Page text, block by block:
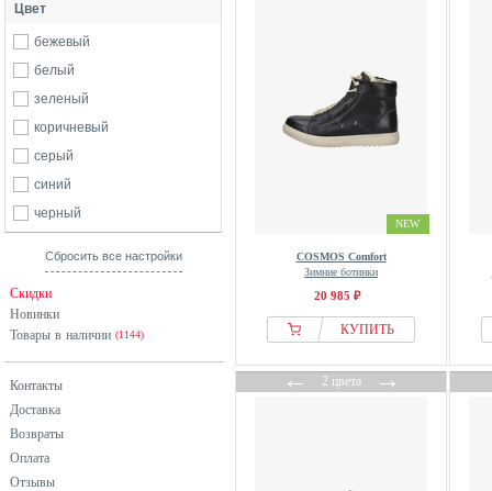
Цвет
бежевый
белый
зеленый
коричневый
серый
синий
черный
Сбросить все настройки
Скидки
Новинки
Товары в наличии (1144)
Контакты
Доставка
Возвраты
Оплата
Отзывы
NEW
COSMOS Comfort
Зимние ботинки
20 985 ₽
КУПИТЬ
←2 цвета→